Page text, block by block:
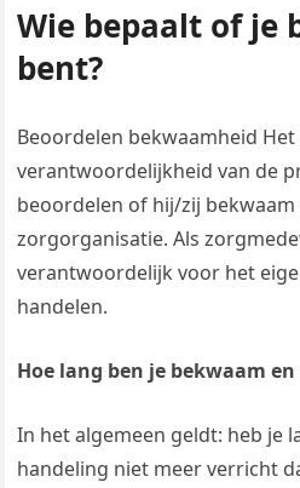
Wie bepaalt of je
bent?
Beoordelen bekwaamheid Het
verantwoordelijkheid van de
beoordelen of hij/zij bekwaam
zorgorganisatie. Als
verantwoordelijk voor het
handelen.
Hoe lang ben je bekwaam en
In het algemeen geldt: heb je
handeling niet meer verricht